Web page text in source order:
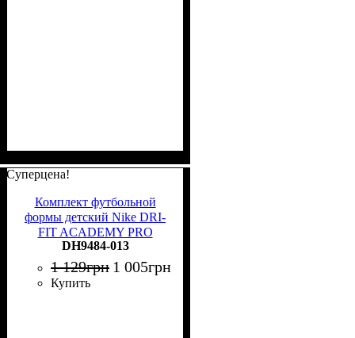
Суперцена!
Комплект футбольной
формы детский Nike DRI-
FIT ACADEMY PRO
черно-серый DH9484-013
DH9484-013
1 129грн 1 005грн
Купить